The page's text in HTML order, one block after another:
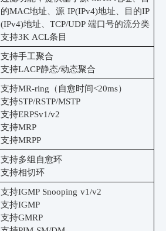
的MAC地址、源 IP(IPv4)地址、目的IP
(IPv4)地址、TCP/UDP 端口号的流分类
支持3K ACL条目
支持手工聚合
支持LACP静态/动态聚合
支持MR-ring（自愈时间<20ms）
支持STP/RSTP/MSTP
支持ERPSv1/v2
支持MRP
支持MRPP
支持多组自愈环
支持相切环
支持IGMP Snooping v1/v2
支持IGMP
支持GMRP